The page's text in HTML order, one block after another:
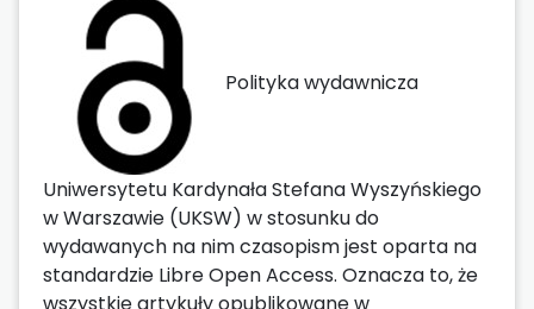
Polityka wydawnicza
Uniwersytetu Kardynała Stefana Wyszyńskiego
w Warszawie (UKSW) w stosunku do
wydawanych na nim czasopism jest oparta na
standardzie Libre Open Access. Oznacza to, że